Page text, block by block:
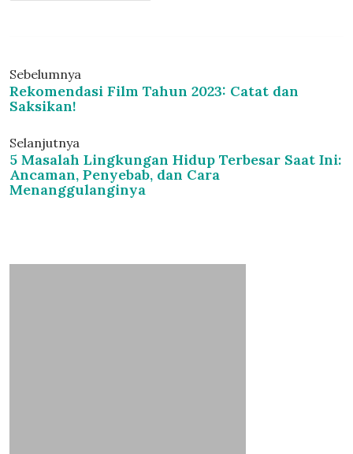
Sebelumnya
Rekomendasi Film Tahun 2023: Catat dan
Saksikan!
Selanjutnya
5 Masalah Lingkungan Hidup Terbesar Saat Ini:
Ancaman, Penyebab, dan Cara
Menanggulanginya